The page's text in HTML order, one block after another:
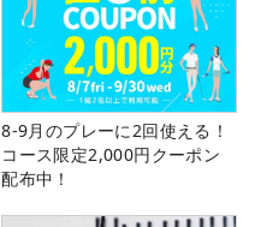
8-9月のプレーに2回使える！
コース限定2,000円クーポン
配布中！